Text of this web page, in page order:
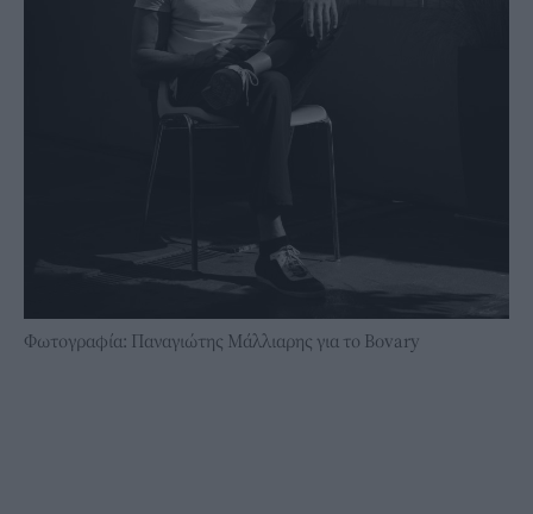
Φωτογραφία: Παναγιώτης Μάλλιαρης για το Bovary